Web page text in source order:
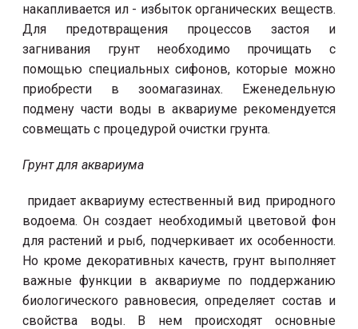
накапливается ил - избыток органических веществ.
Для предотвращения процессов застоя и
загнивания грунт необходимо прочищать с
помощью специальных сифонов, которые можно
приобрести в зоомагазинах. Еженедельную
подмену части воды в аквариуме рекомендуется
совмещать с процедурой очистки грунта.
Грунт для аквариума
придает аквариуму естественный вид природного
водоема. Он создает необходимый цветовой фон
для растений и рыб, подчеркивает их особенности.
Но кроме декоративных качеств, грунт выполняет
важные функции в аквариуме по поддержанию
биологического равновесия, определяет состав и
свойства воды. В нем происходят основные